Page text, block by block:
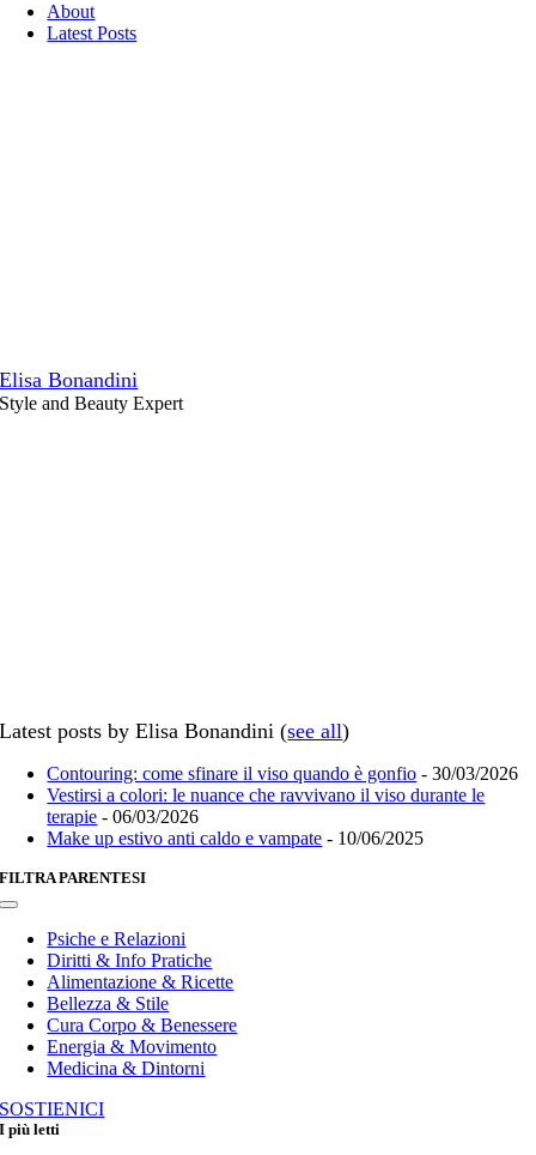
About
Latest Posts
Elisa Bonandini
Style and Beauty Expert
Latest posts by Elisa Bonandini(see all)
Contouring: come sfinare il viso quando è gonfio - 30/03/2026
Vestirsi a colori: le nuance che ravvivano il viso durante le
terapie - 06/03/2026
Make up estivo anti caldo e vampate - 10/06/2025
FILTRA PARENTESI
Toggle
NavigationPsiche e Relazioni
Diritti & Info Pratiche
Alimentazione & Ricette
Bellezza & Stile
Cura Corpo & Benessere
Energia & Movimento
Medicina & Dintorni
SOSTIENICI
I più letti